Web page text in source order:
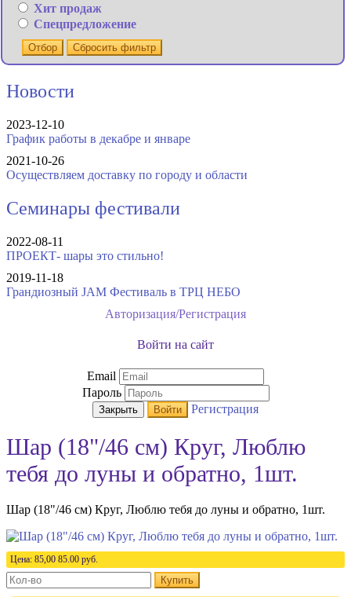
Хит продаж
Спецпредложение
Отбор Сбросить фильтр
Новости
2023-12-10
График работы в декабре и январе
2021-10-26
Осуществляем доставку по городу и области
Семинары фестивали
2022-08-11
ПРОЕКТ- шары это стильно!
2019-11-18
Грандиозный JAM Фестиваль в ТРЦ НЕБО
Авторизация/Регистрация
Войти на сайт
Email
Пароль
Закрыть Войти Регистрация
Шар (18"/46 см) Круг, Люблю
тебя до луны и обратно, 1шт.
Шар (18"/46 см) Круг, Люблю тебя до луны и обратно, 1шт.
Цена: 85,00 85.00 руб.
Купить